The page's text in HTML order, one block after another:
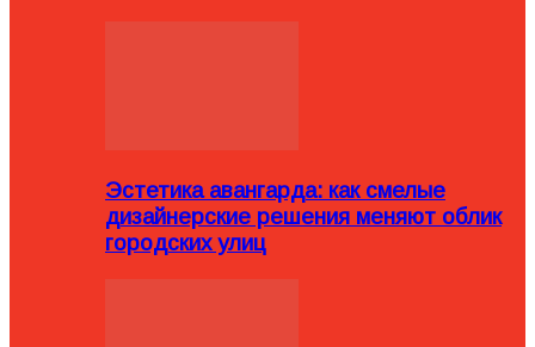
Эстетика авангарда: как смелые
дизайнерские решения меняют облик
городских улиц